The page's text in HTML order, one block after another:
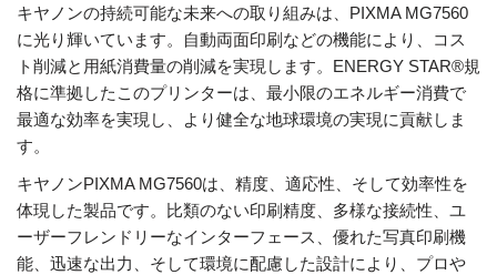
キヤノンの持続可能な未来への取り組みは、PIXMA MG7560
に光り輝いています。自動両面印刷などの機能により、コス
ト削減と用紙消費量の削減を実現します。ENERGY STAR®規
格に準拠したこのプリンターは、最小限のエネルギー消費で
最適な効率を実現し、より健全な地球環境の実現に貢献しま
す。
キヤノンPIXMA MG7560は、精度、適応性、そして効率性を
体現した製品です。比類のない印刷精度、多様な接続性、ユ
ーザーフレンドリーなインターフェース、優れた写真印刷機
能、迅速な出力、そして環境に配慮した設計により、プロや